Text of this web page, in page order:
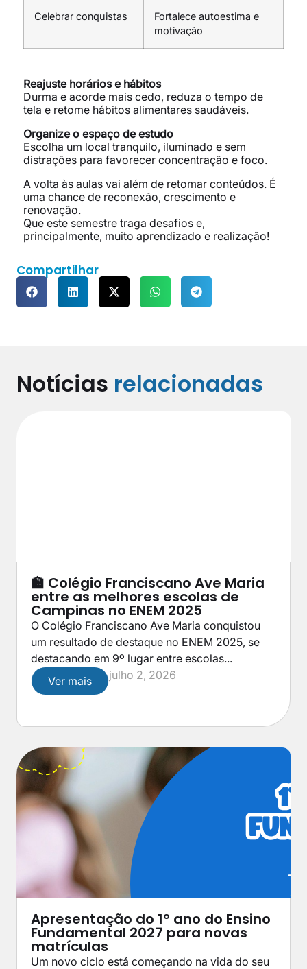
Celebrar conquistas
Fortalece autoestima e
motivação
Reajuste horários e hábitos
Durma e acorde mais cedo, reduza o tempo de
tela e retome hábitos alimentares saudáveis.
Organize o espaço de estudo
Escolha um local tranquilo, iluminado e sem
distrações para favorecer concentração e foco.
A volta às aulas vai além de retomar conteúdos. É
uma chance de reconexão, crescimento e
renovação.
Que este semestre traga desafios e,
principalmente, muito aprendizado e realização!
Compartilhar
Notícias relacionadas
🏫 Colégio Franciscano Ave Maria
entre as melhores escolas de
Campinas no ENEM 2025
O Colégio Franciscano Ave Maria conquistou
um resultado de destaque no ENEM 2025, se
destacando em 9º lugar entre escolas...
Ver mais
julho 2, 2026
Apresentação do 1º ano do Ensino
Fundamental 2027 para novas
matrículas
Um novo ciclo está começando na vida do seu